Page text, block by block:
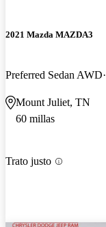
2021 Mazda MAZDA3
Preferred Sedan AWD
Mount Juliet, TN
60 millas
Trato justo